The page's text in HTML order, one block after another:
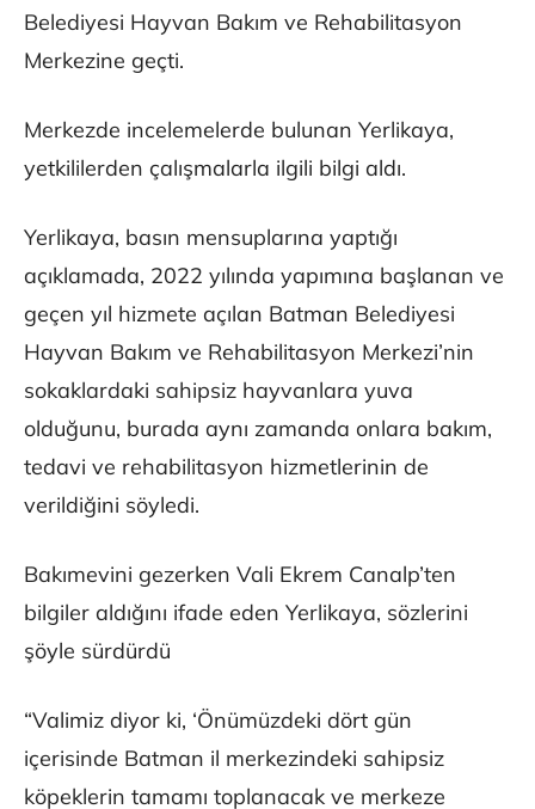
Belediyesi Hayvan Bakım ve Rehabilitasyon
Merkezine geçti.
Merkezde incelemelerde bulunan Yerlikaya,
yetkililerden çalışmalarla ilgili bilgi aldı.
Yerlikaya, basın mensuplarına yaptığı
açıklamada, 2022 yılında yapımına başlanan ve
geçen yıl hizmete açılan Batman Belediyesi
Hayvan Bakım ve Rehabilitasyon Merkezi’nin
sokaklardaki sahipsiz hayvanlara yuva
olduğunu, burada aynı zamanda onlara bakım,
tedavi ve rehabilitasyon hizmetlerinin de
verildiğini söyledi.
Bakımevini gezerken Vali Ekrem Canalp’ten
bilgiler aldığını ifade eden Yerlikaya, sözlerini
şöyle sürdürdü
“Valimiz diyor ki, ‘Önümüzdeki dört gün
içerisinde Batman il merkezindeki sahipsiz
köpeklerin tamamı toplanacak ve merkeze